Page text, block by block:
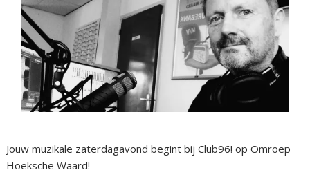
Jouw muzikale zaterdagavond begint bij Club96! op Omroep
Hoeksche Waard!